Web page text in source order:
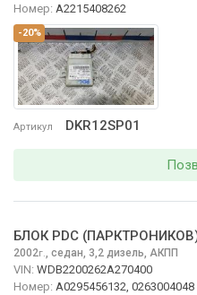
-20%
Артикул DKR12SP01
Номер: A2215408262
БЛОК PDC
2002г., седан, 3,2 дизель, АКПП
VIN: WDB2200262A270400
Номер: A0295456132, 0263004048